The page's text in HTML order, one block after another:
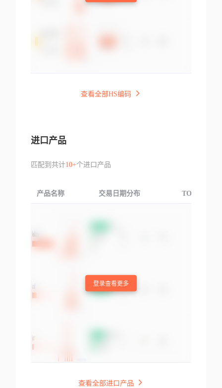
查看全部HS编码
进口产品
匹配到共计10+个进口产品
产品名称 交易日期分布 TOP3交易国
登录查看更多
查看全部进口产品